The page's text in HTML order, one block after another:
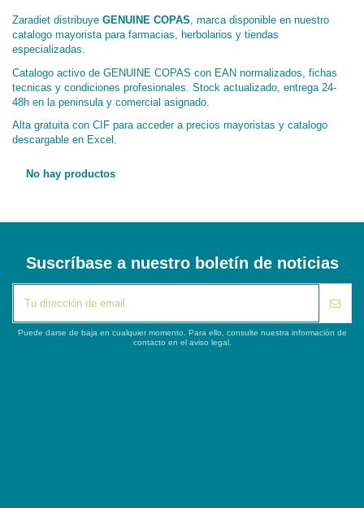
Zaradiet distribuye GENUINE COPAS, marca disponible en nuestro
catalogo mayorista para farmacias, herbolarios y tiendas
especializadas.
Catalogo activo de GENUINE COPAS con EAN normalizados, fichas
tecnicas y condiciones profesionales. Stock actualizado, entrega 24-
48h en la peninsula y comercial asignado.
Alta gratuita con CIF para acceder a precios mayoristas y catalogo
descargable en Excel.
No hay productos
Suscríbase a nuestro boletín de noticias
Puede darse de baja en cualquier momento. Para ello, consulte nuestra información de
contacto en el aviso legal.